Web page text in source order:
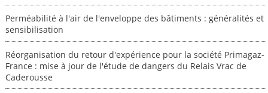
Perméabilité à l'air de l'enveloppe des bâtiments : généralités et
sensibilisation
Réorganisation du retour d'expérience pour la société Primagaz-
France : mise à jour de l'étude de dangers du Relais Vrac de
Caderousse